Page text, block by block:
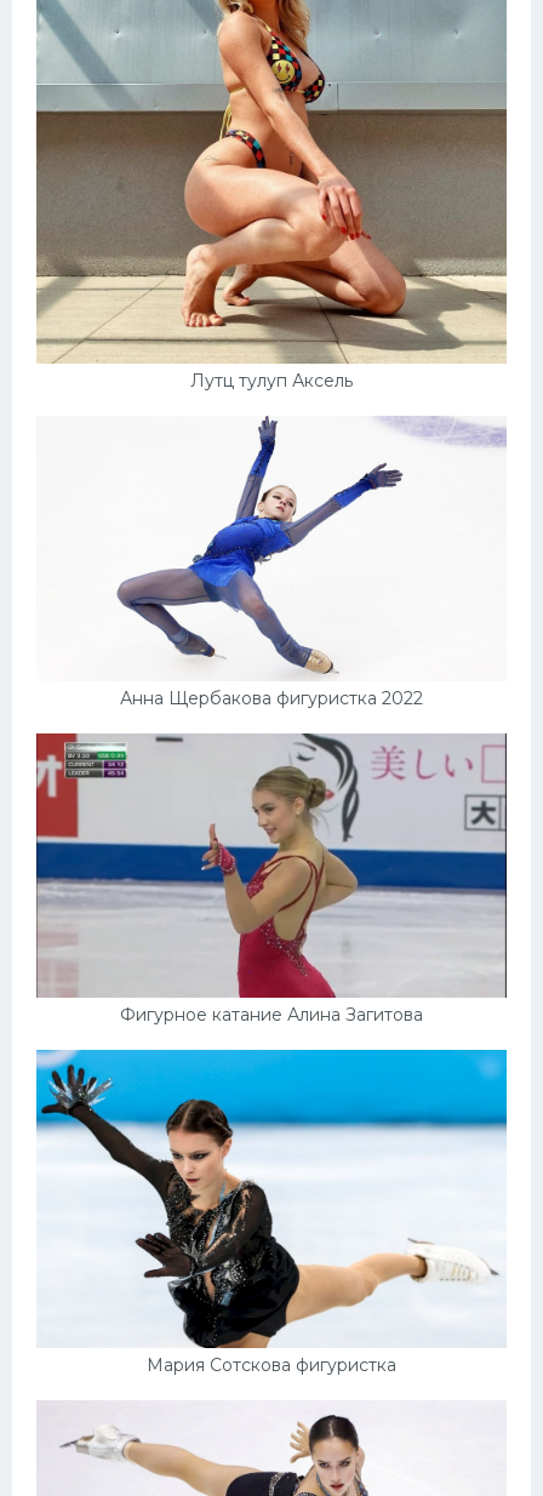
Лутц тулуп Аксель
Анна Щербакова фигуристка 2022
Фигурное катание Алина Загитова
Мария Сотскова фигуристка